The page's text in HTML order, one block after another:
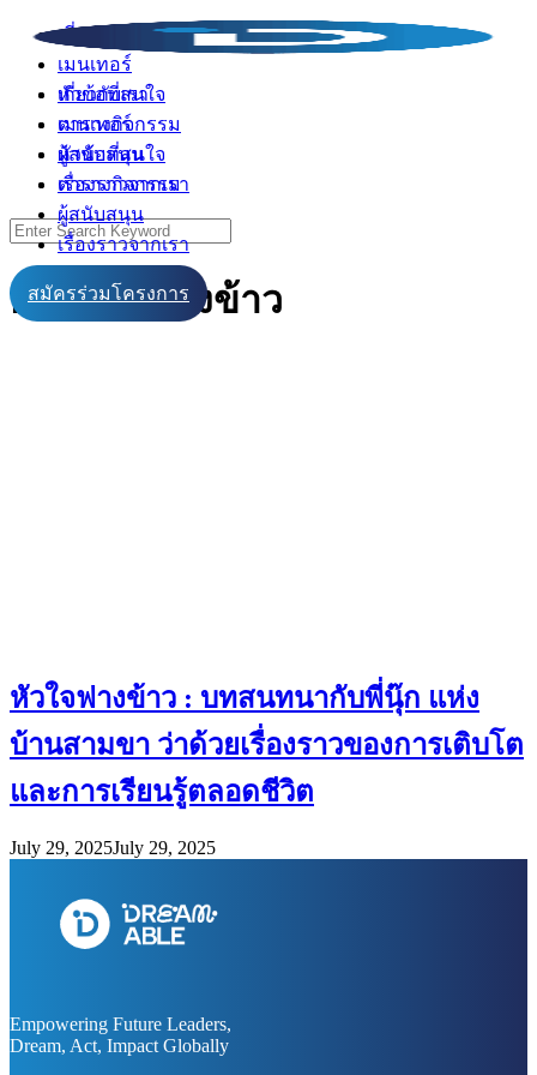
Skip
content
เกี่ยวกับเรา
เมนเทอร์
หัวข้อที่สนใจ
ตารางกิจกรรม
ผู้สนับสนุน
เรื่องราวจากเรา
สมัครร่วมโครงการ
เกี่ยวกับเรา
เมนเทอร์
หัวข้อที่สนใจ
ตารางกิจกรรม
ผู้สนับสนุน
เรื่องราวจากเรา
Search
for:
กระดาษฟางข้าว
หัวใจฟางข้าว : บทสนทนากับพี่นุ๊ก แห่ง
บ้านสามขา ว่าด้วยเรื่องราวของการเติบโต
และการเรียนรู้ตลอดชีวิต
July 29, 2025July 29, 2025
Empowering Future Leaders,
Dream, Act, Impact Globally